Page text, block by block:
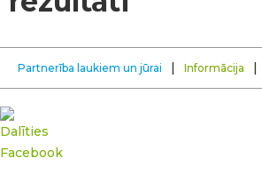
Partnerība laukiem un jūrai | Informācija |